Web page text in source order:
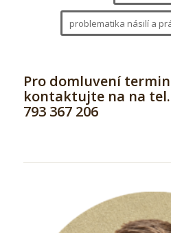
problematika násilí a
Pro domluvení
kontaktujte na na
793 367 206